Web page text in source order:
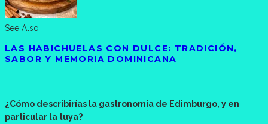
See Also
LAS HABICHUELAS CON DULCE: TRADICIÓN,
SABOR Y MEMORIA DOMINICANA
¿Cómo describirías la gastronomía de Edimburgo, y en
particular la tuya?